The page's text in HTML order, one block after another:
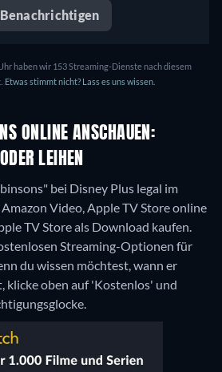
Benachrichtigen
haben wir 153 Streaming-Dienste nach diesem
Etwas stimmt nicht? Lass es uns wissen.
ONLINE ANSCHAUEN:
LEIHEN
bei Disney Plus legal im
Video, Apple TV Store online
TV Store als Download kaufen.
Streaming-Optionen für
du wissen möchtest, wann er
klicke oben auf 'Kostenlos' und